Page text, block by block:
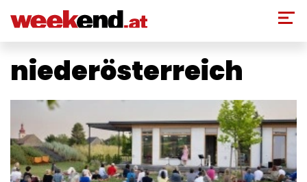
zum
niederösterreich